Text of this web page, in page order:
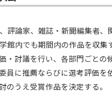
評論家、雑誌・新聞編集者
館内でも期間内の作品を収集
・討議を行い、各部門ごとの
員に推薦ならびに選考評価を
のうえ受賞作品を決定する。